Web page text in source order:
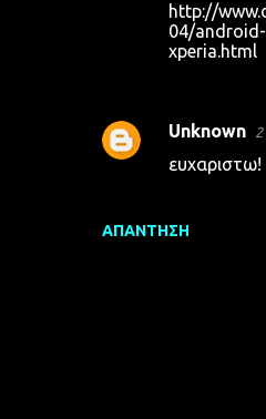
ΑΠΆΝΤΗΣΗ
http://
04/
xperia.html
Unknown
ευχαριστω!